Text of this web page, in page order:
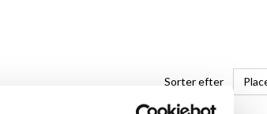
Sorter efter